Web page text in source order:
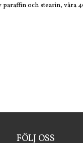
och stearin, våra
FÖLJ OSS